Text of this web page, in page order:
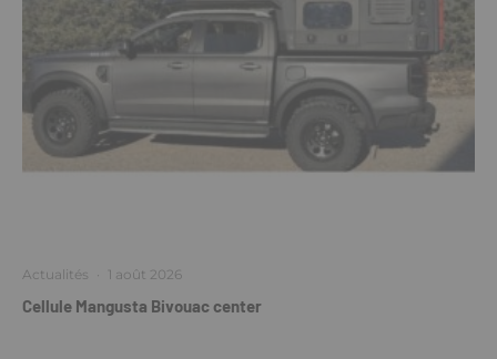
Actualités · 1 août 2026
Cellule Mangusta Bivouac center